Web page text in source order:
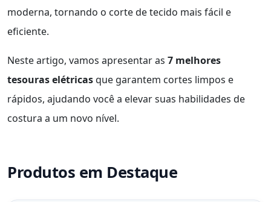
moderna, tornando o corte de tecido mais fácil e
eficiente.
Neste artigo, vamos apresentar as 7 melhores
tesouras elétricasque garantem cortes limpos e
rápidos, ajudando você a elevar suas habilidades de
costura a um novo nível.
Produtos em Destaque